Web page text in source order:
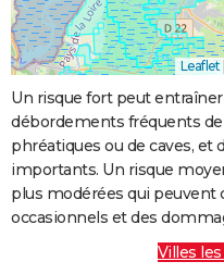
Leaflet|
Un risque fort peut
débordements fréquents de
phréatiques ou de caves, et
importants. Un risque
plus modérées qui peuvent
occasionnels et des
Villes